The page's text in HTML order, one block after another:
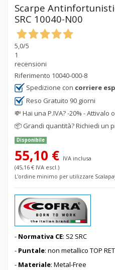
Scarpe
SRC 10040-N00
5,0/5
1
recensioni
Riferimento 10040-000-8
Spedizione con corriere
Reso Gratuito 90 giorni
💸Hai una P.IVA? -20% - Attivalo
📦 Grandi quantità? Richiedi un
Disponibile
55,10 € IVA inclusa
(45,16 € IVA escl.)
L'ordine minimo per utilizzare
- Normativa CE: S2 SRC
- Puntale: non metallico TOP
- Materiale: Metal-Free